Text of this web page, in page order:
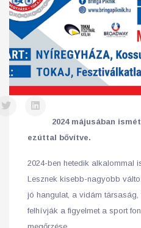
2024 májusában
ezúttal bővítve.
2024-ben hetedik alkalommal
Lesznek kisebb-nagyobb
jó hangulat, a vidám
felhívják a figyelmet a sport